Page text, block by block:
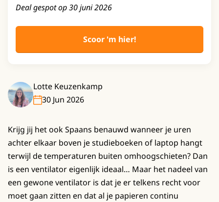
Deal gespot op 30 juni 2026
Scoor 'm hier!
Lotte Keuzenkamp
30 Jun 2026
Krijg jij het ook Spaans benauwd wanneer je uren
achter elkaar boven je studieboeken of laptop hangt
terwijl de temperaturen buiten omhoogschieten? Dan
is een ventilator eigenlijk ideaal… Maar het nadeel van
een gewone ventilator is dat je er telkens recht voor
moet gaan zitten en dat al je papieren continu